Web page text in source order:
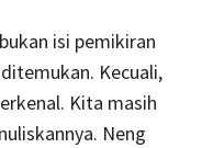
isi pemikiran
Kecuali,
Kita masih
Neng